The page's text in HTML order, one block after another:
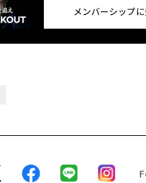
メンバーシップ